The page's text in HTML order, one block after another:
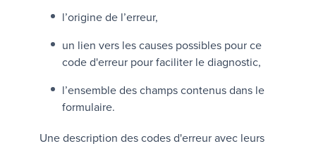
l’origine de l’erreur,
un lien vers les causes possibles pour ce
code d'erreur pour faciliter le diagnostic,
l’ensemble des champs contenus dans le
formulaire.
Une description des codes d'erreur avec leurs